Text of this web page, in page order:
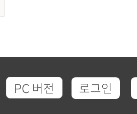
PC 버전 로그인